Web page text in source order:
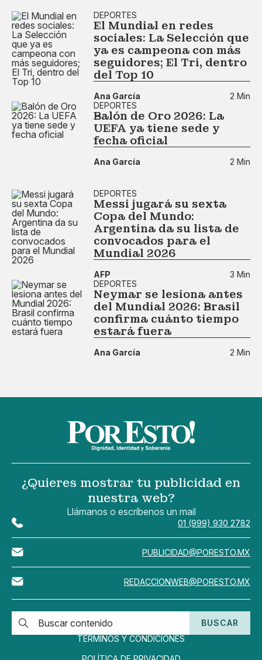
DEPORTES
El Mundial en redes
sociales: La Selección que
ya es campeona con más
seguidores; El Tri, dentro
del Top 10
Ana García
2 Min
DEPORTES
Balón de Oro 2026: La
UEFA ya tiene sede y
fecha oficial
Ana García 2 Min
DEPORTES
Messi jugará su sexta
Copa del Mundo:
Argentina da su lista de
convocados para el
Mundial 2026
AFP
3 Min
DEPORTES
Neymar se lesiona antes
del Mundial 2026: Brasil
confirma cuánto tiempo
estará fuera
Ana García 2 Min
¿Quieres mostrar tu publicidad en
nuestra web?
Llámanos o escríbenos un mail
01 (999) 930 2782
PUBLICIDAD@PORESTO.MX
REDACCIONWEB@PORESTO.MX
BUSCAR
TÉRMINOS Y CONDICIONES